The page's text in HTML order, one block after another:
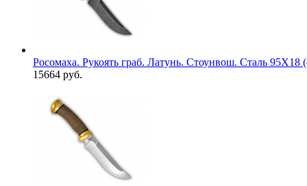
Росомаха. Рукоять граб. Латунь. Стоунвош. Сталь 95Х18
15664 руб.